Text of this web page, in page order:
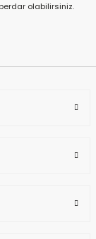
olabilirsiniz.